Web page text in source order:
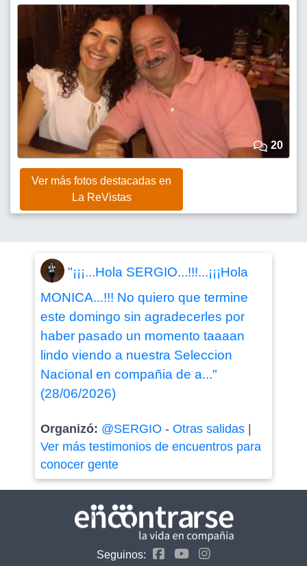
20
Ver más fotos destacadas en
La ReVistas
"¡¡¡...Hola SERGIO...!!!...¡¡¡Hola
MONICA...!!! No quiero que termine
este domingo sin agradecerles por
haber pasado un momento taaaan
lindo viendo a nuestra Seleccion
Nacional en compañia de a..."
(28/06/2026)
Organizó: @SERGIO - Otras salidas|
Ver más testimonios de encuentros para
conocer gente
Seguinos: